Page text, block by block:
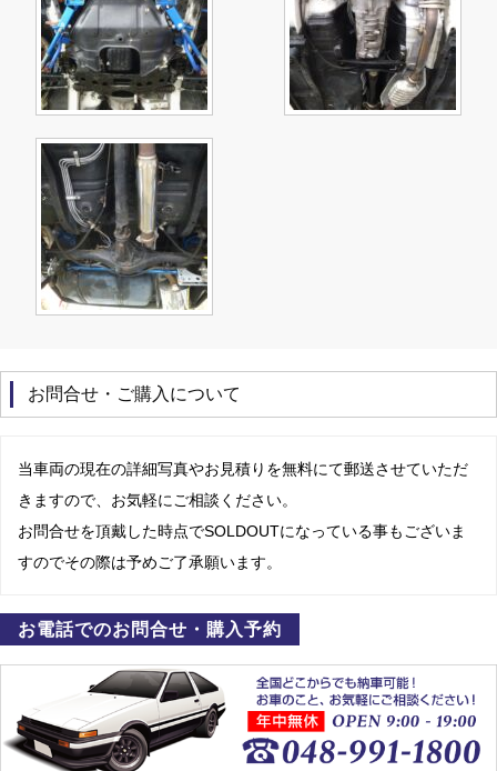
お問合せ・ご購入について
当車両の現在の詳細写真やお見積りを無料にて郵送させていただ
きますので、お気軽にご相談ください。
お問合せを頂戴した時点でSOLDOUTになっている事もございま
すのでその際は予めご了承願います。
お電話でのお問合せ・購入予約